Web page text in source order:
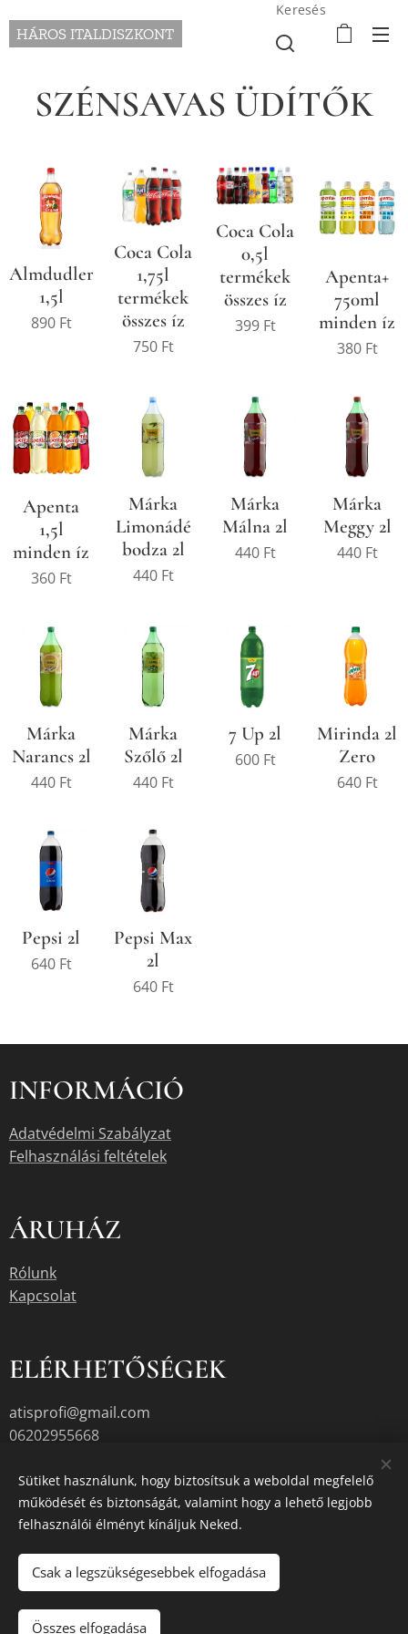
HÁROS ITALDISZKONT
Keresés
SZÉNSAVAS ÜDÍTŐK
Almdudler
1,5l
890Ft
Coca Cola
1,75l
termékek
összes íz
750Ft
Coca Cola
0,5l
termékek
összes íz
399Ft
Apenta+
750ml
minden íz
380Ft
Apenta
1,5l
minden íz
360Ft
Márka
Limonádé
bodza 2l
440Ft
Márka
Málna 2l
440Ft
Márka
Meggy 2l
440Ft
Márka
Narancs 2l
440Ft
Márka
Szőlő 2l
440Ft
7 Up 2l
600Ft
Mirinda 2l
Zero
640Ft
Pepsi 2l
640Ft
Pepsi Max
2l
640Ft
INFORMÁCIÓ
Adatvédelmi Szabályzat
Felhasználási feltételek
ÁRUHÁZ
Rólunk
Kapcsolat
ELÉRHETŐSÉGEK
atisprofi@gmail.com
06202955668
06204104381
1222. Bp. Háros utca 12.
A termékek aktuális készletéről érdeklődjön az üzletben, vagy a
megadott elérhetőségek egyikén.
Sütiket használunk, hogy biztosítsuk a weboldal megfelelő
működését és biztonságát, valamint hogy a lehető legjobb
felhasználói élményt kínáljuk Neked.
Csak a legszükségesebbek elfogadása
Összes elfogadása